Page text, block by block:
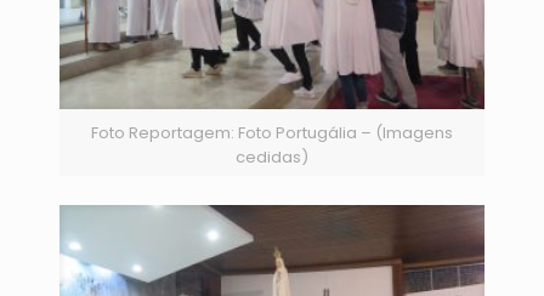
Foto Reportagem: Foto Portugália – (Imagens
cedidas)